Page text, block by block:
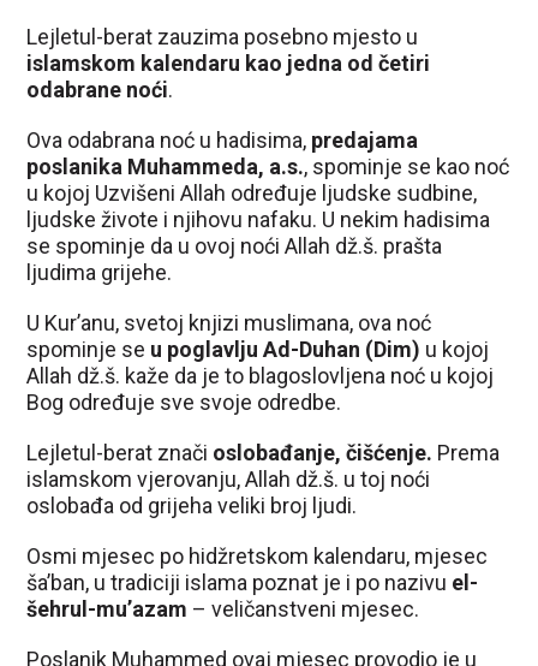
Lejletul-berat zauzima posebno mjesto u
islamskom kalendaru kao jedna od četiri
odabrane noći.
Ova odabrana noć u hadisima, predajama
poslanika Muhammeda, a.s., spominje se kao noć
u kojoj Uzvišeni Allah određuje ljudske sudbine,
ljudske živote i njihovu nafaku. U nekim hadisima
se spominje da u ovoj noći Allah dž.š. prašta
ljudima grijehe.
U Kur’anu, svetoj knjizi muslimana, ova noć
spominje se u poglavlju Ad-Duhan (Dim) u kojoj
Allah dž.š. kaže da je to blagoslovljena noć u kojoj
Bog određuje sve svoje odredbe.
Lejletul-berat znači oslobađanje, čišćenje. Prema
islamskom vjerovanju, Allah dž.š. u toj noći
oslobađa od grijeha veliki broj ljudi.
Osmi mjesec po hidžretskom kalendaru, mjesec
ša’ban, u tradiciji islama poznat je i po nazivu el-
šehrul-mu’azam – veličanstveni mjesec.
Poslanik Muhammed ovaj mjesec provodio je u